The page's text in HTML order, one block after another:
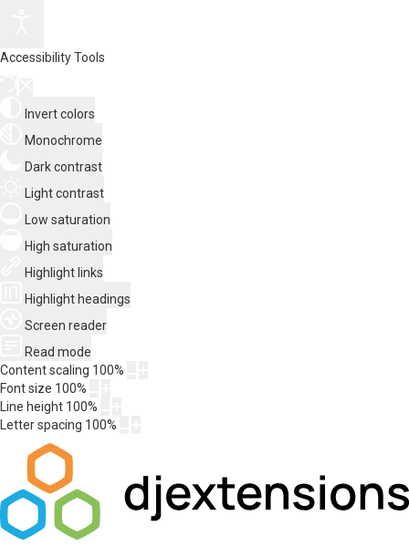
Accessibility Tools
Invert colors
Monochrome
Dark contrast
Light contrast
Low saturation
High saturation
Highlight links
Highlight headings
Screen reader
Read mode
Content scaling 100%
Font size 100%
Line height 100%
Letter spacing 100%